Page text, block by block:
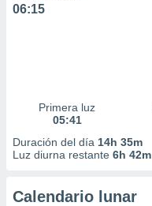
06:15
Primera luz
05:41
Duración del día 14h 35m
Luz diurna restante 6h 42m
Calendario lunar